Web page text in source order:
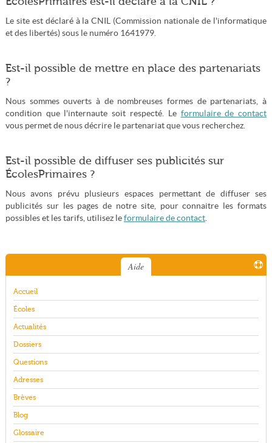
Le site est déclaré à la CNIL (Commission nationale de l'informatique
et des libertés) sous le numéro 1641979.
Est-il possible de mettre en place des partenariats
?
Nous sommes ouverts à de nombreuses formes de partenariats, à
condition que l'internaute soit respecté. Le formulaire de contact
vous permet de nous décrire le partenariat que vous recherchez.
Est-il possible de diffuser ses publicités sur
ÉcolesPrimaires ?
Nous avons prévu plusieurs espaces permettant de diffuser ses
publicités sur les pages de notre site, pour connaitre les formats
possibles et les tarifs, utilisez le formulaire de contact.
Aide
Accueil
Écoles
Actualités
Dossiers
Questions
Adresses
Brèves
Blog
Glossaire